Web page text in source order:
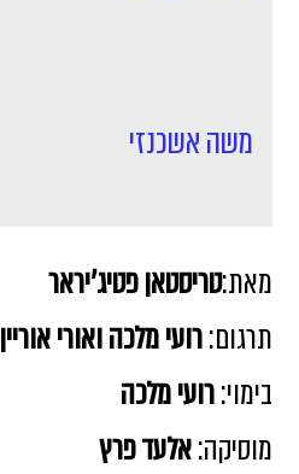
משה אשכנזי
מאת:טריסטאן פטיג'יראר
תרגום:רועי מלכה ואורי אוריין
בימוי:רועי מלכה
מוסיקה:אלעד פרץ